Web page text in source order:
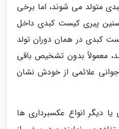
متولد می شوند، اما برخی
پیری کیست کبدی داخل
کبدی در همان دوران تولد
معمولاً بدون تشخیص باقی
جوانی علائمی از خودش نشان
یا دیگر انواع عکسبرداری ها